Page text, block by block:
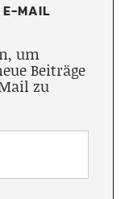
E-MAIL
um
Beiträge
zu